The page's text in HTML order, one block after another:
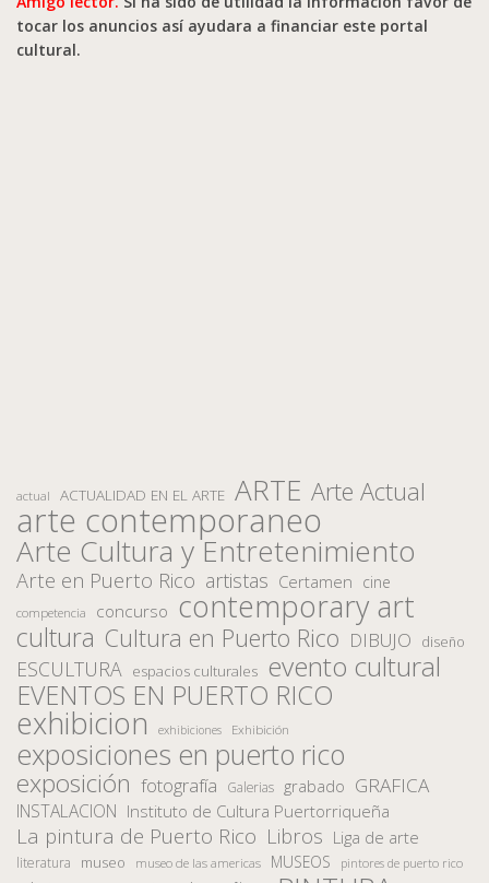
tocar los anuncios así ayudara a financiar este portal
cultural.
actual ACTUALIDAD EN EL ARTE ARTE Arte Actual
arte contemporaneo
Arte Cultura y Entretenimiento
Arte en Puerto Rico artistas Certamen cine
competencia concurso contemporary art
cultura Cultura en Puerto Rico DIBUJO diseño
ESCULTURA espacios culturales evento cultural
EVENTOS EN PUERTO RICO
exhibicion exhibiciones Exhibición
exposiciones en puerto rico
exposición fotografía Galerias grabado GRAFICA
INSTALACION Instituto de Cultura Puertorriqueña
La pintura de Puerto Rico Libros Liga de arte
literatura museo museo de las americas MUSEOS pintores de puerto rico